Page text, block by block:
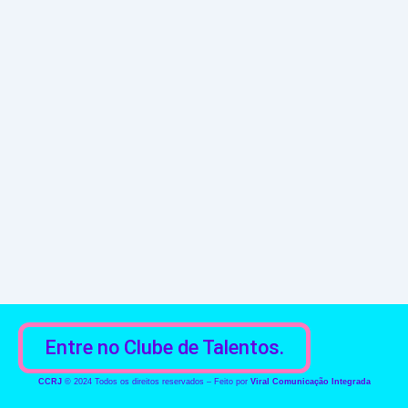
Entre no Clube de Talentos.
CCRJ© 2024 Todos os direitos reservados – Feito por Viral Comunicação Integrada